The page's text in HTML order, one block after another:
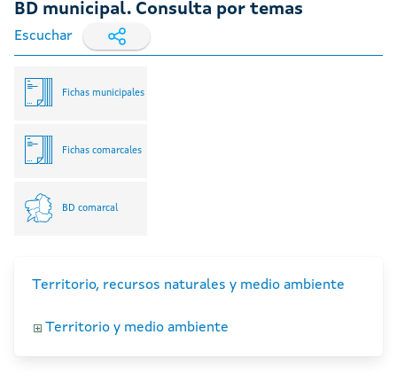
BD municipal. Consulta por temas
Escuchar
Fichas municipales
Fichas comarcales
BD comarcal
Territorio, recursos naturales y medio ambiente
Territorio y medio ambiente